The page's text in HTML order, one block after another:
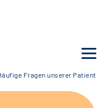
Fragen unserer